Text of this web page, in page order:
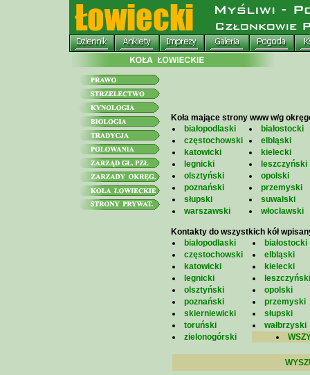
Koła mające strony www w/g
białopodlaski
białostocki
częstochowski
elbląski
katowicki
kielecki
legnicki
leszczyński
olsztyński
opolski
poznański
przemyski
słupski
suwalski
warszawski
włocławski
Kontakty do wszystkich kół
białopodlaski
białostocki
częstochowski
elbląski
katowicki
kielecki
legnicki
leszczyński
olsztyński
opolski
poznański
przemyski
skierniewicki
słupski
toruński
wałbrzyski
zielonogórski